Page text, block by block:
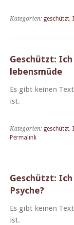
Kategorien: geschützt,
Geschützt:
lebensmüde
Es gibt keinen
ist.
Kategorien: geschützt,
Permalink
Geschützt:
Psyche?
Es gibt keinen
ist.